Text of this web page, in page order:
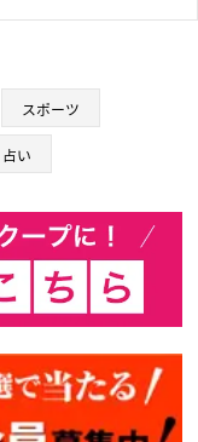
スポーツ
占い